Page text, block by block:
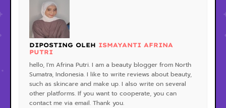
DIPOSTING OLEH ISMAYANTI AFRINA
PUTRI
hello, I'm Afrina Putri. I am a beauty blogger from North
Sumatra, Indonesia. I like to write reviews about beauty,
such as skincare and make up. I also write on several
other platforms. If you want to cooperate, you can
contact me via email. Thank you.